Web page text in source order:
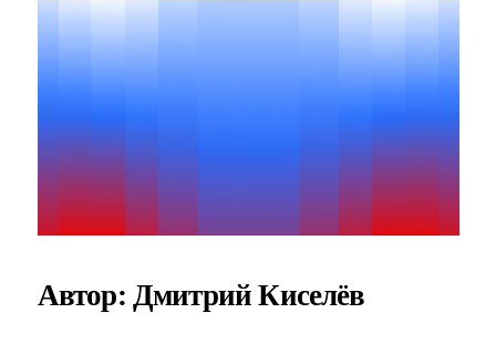
Автор: Дмитрий Киселёв